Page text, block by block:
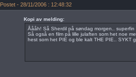
Postet - 28/11/2006 : 12:48:32
Kopi av melding:
Åååh! Så Sherdil på søndag morgen..
Så også en film på lille julaften som het noe
hest som het PIE og ble kalt THE PIE.. SYKT